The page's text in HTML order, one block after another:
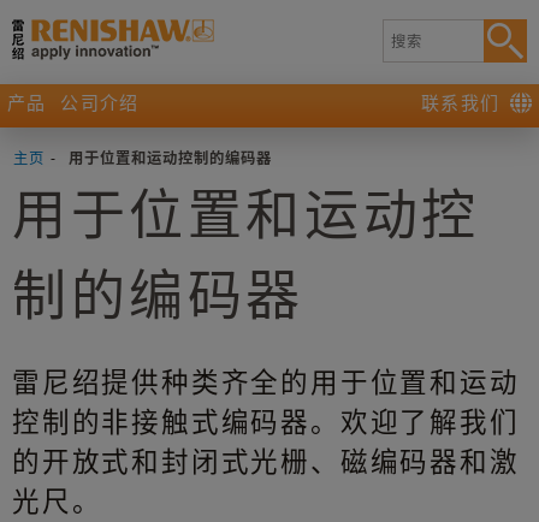
产品 公司介绍 联系我们
主页 - 用于位置和运动控制的编码器
用于位置和运动控
制的编码器
雷尼绍提供种类齐全的用于位置和运动
控制的非接触式编码器。欢迎了解我们
的开放式和封闭式光栅、磁编码器和激
光尺。